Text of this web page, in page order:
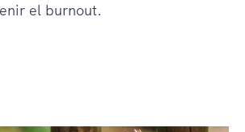
el burnout.